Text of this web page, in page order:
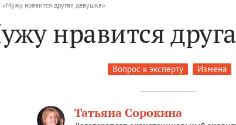
«Мужу нравится другая девушка»
нравится
Вопрос к эксперту Измена
Татьяна Сорокина